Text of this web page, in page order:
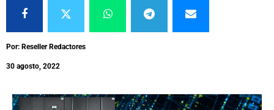
Por: Reseller Redactores
30 agosto, 2022